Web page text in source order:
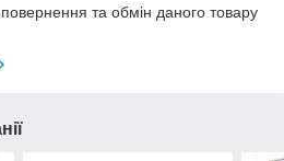
та обмін даного товару